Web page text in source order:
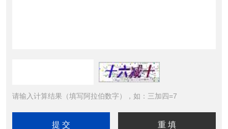
请输入计算结果（填写阿拉伯数字），如：三加四=7